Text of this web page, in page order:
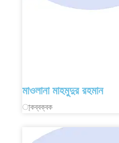
মাওলানা মাহমুদুর রহমান
া্কব্বক্বক